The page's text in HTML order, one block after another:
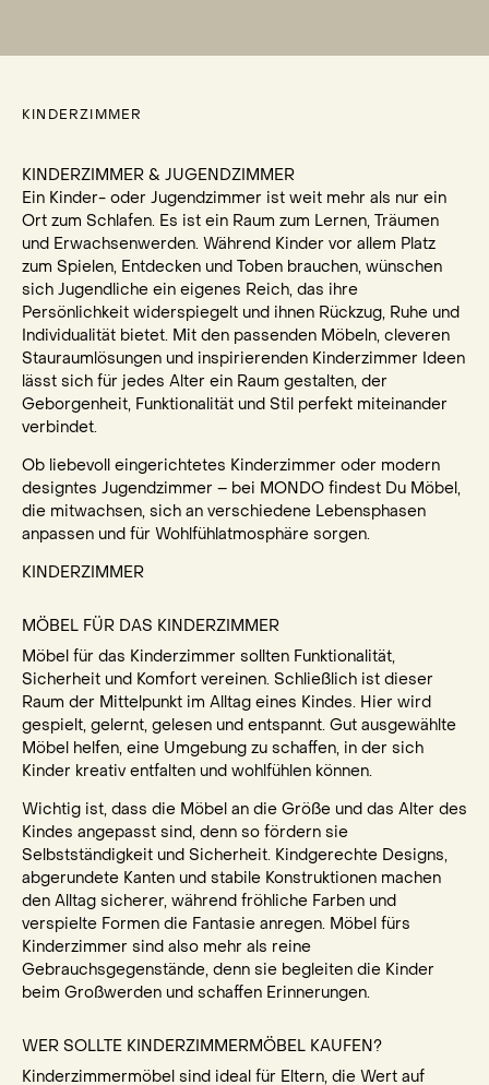
KINDERZIMMER
KINDERZIMMER & JUGENDZIMMER
Ein Kinder- oder Jugendzimmer ist weit mehr als nur ein
Ort zum Schlafen. Es ist ein Raum zum Lernen, Träumen
und Erwachsenwerden. Während Kinder vor allem Platz
zum Spielen, Entdecken und Toben brauchen, wünschen
sich Jugendliche ein eigenes Reich, das ihre
Persönlichkeit widerspiegelt und ihnen Rückzug, Ruhe und
Individualität bietet. Mit den passenden Möbeln, cleveren
Stauraumlösungen und inspirierenden Kinderzimmer Ideen
lässt sich für jedes Alter ein Raum gestalten, der
Geborgenheit, Funktionalität und Stil perfekt miteinander
verbindet.
Ob liebevoll eingerichtetes Kinderzimmer oder modern
designtes Jugendzimmer – bei MONDO findest Du Möbel,
die mitwachsen, sich an verschiedene Lebensphasen
anpassen und für Wohlfühlatmosphäre sorgen.
KINDERZIMMER
MÖBEL FÜR DAS KINDERZIMMER
Möbel für das Kinderzimmer sollten Funktionalität,
Sicherheit und Komfort vereinen. Schließlich ist dieser
Raum der Mittelpunkt im Alltag eines Kindes. Hier wird
gespielt, gelernt, gelesen und entspannt. Gut ausgewählte
Möbel helfen, eine Umgebung zu schaffen, in der sich
Kinder kreativ entfalten und wohlfühlen können.
Wichtig ist, dass die Möbel an die Größe und das Alter des
Kindes angepasst sind, denn so fördern sie
Selbstständigkeit und Sicherheit. Kindgerechte Designs,
abgerundete Kanten und stabile Konstruktionen machen
den Alltag sicherer, während fröhliche Farben und
verspielte Formen die Fantasie anregen. Möbel fürs
Kinderzimmer sind also mehr als reine
Gebrauchsgegenstände, denn sie begleiten die Kinder
beim Großwerden und schaffen Erinnerungen.
WER SOLLTE KINDERZIMMERMÖBEL KAUFEN?
Kinderzimmermöbel sind ideal für Eltern, die Wert auf